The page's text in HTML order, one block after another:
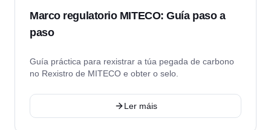
Marco regulatorio MITECO: Guía paso a
paso
Guía práctica para rexistrar a túa pegada de carbono
no Rexistro de MITECO e obter o selo.
Ler máis